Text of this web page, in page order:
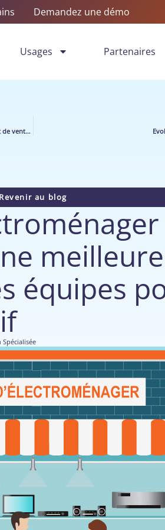
Demandez une démo
Usages Partenaires
Comment estimer ce que rapporte un outil de pilotage de l’activité des équipes, à votre point de vente ?
Revenir au blog
meilleure
équipes